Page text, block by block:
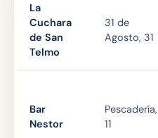
La
Cuchara
de San
Telmo
31 de
Agosto, 31
Bar
Nestor
Pescadería,
11